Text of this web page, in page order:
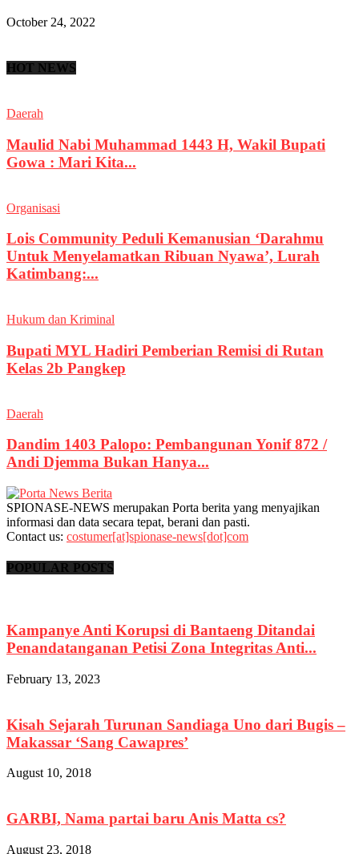
October 24, 2022
HOT NEWS
Daerah
Maulid Nabi Muhammad 1443 H, Wakil Bupati
Gowa : Mari Kita...
Organisasi
Lois Community Peduli Kemanusian ‘Darahmu
Untuk Menyelamatkan Ribuan Nyawa’, Lurah
Katimbang:...
Hukum dan Kriminal
Bupati MYL Hadiri Pemberian Remisi di Rutan
Kelas 2b Pangkep
Daerah
Dandim 1403 Palopo: Pembangunan Yonif 872 /
Andi Djemma Bukan Hanya...
SPIONASE-NEWS merupakan Porta berita yang menyajikan
informasi dan data secara tepat, berani dan pasti.
Contact us: costumer[at]spionase-news[dot]com
POPULAR POSTS
Kampanye Anti Korupsi di Bantaeng Ditandai
Penandatanganan Petisi Zona Integritas Anti...
February 13, 2023
Kisah Sejarah Turunan Sandiaga Uno dari Bugis –
Makassar ‘Sang Cawapres’
August 10, 2018
GARBI, Nama partai baru Anis Matta cs?
August 23, 2018